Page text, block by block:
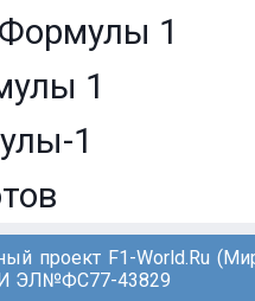
1
1
1
проект F1-World.Ru
ЭЛ№ФС77-43829